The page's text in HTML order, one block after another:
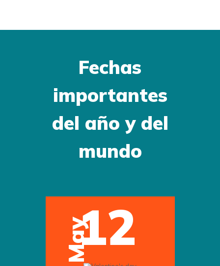
Fechas
importantes
del año y del
mundo
May
12